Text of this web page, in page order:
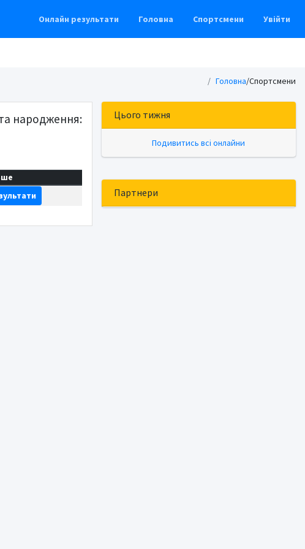
Онлайн результати Головна Спортсмени Увійти
Головна/Спортсмени
народження: Цього тижня
Подивитись всі онлайни
Партнери